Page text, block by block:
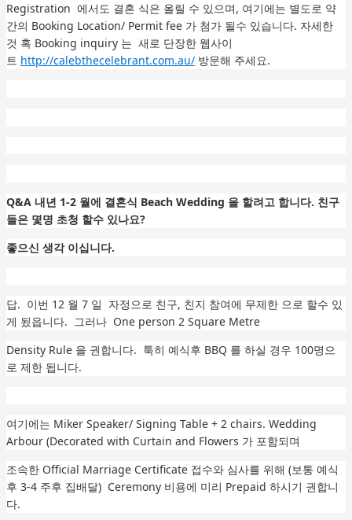
Registration 에서도 결혼 식은 올릴 수 있으며, 여기에는 별도로 약
간의 Booking Location/ Permit fee 가 첨가 될수 있습니다. 자세한
것 혹 Booking inquiry 는 새로 단장한 웹사이
트 http://calebthecelebrant.com.au/ 방문해 주세요.
Q&A 내년 1-2 월에 결혼식 Beach Wedding 을 할려고 합니다. 친구
들은 몇명 초청 할수 있나요?
좋으신 생각 이십니다.
답. 이번 12 월 7 일 자정으로 친구, 친지 참여에 무제한 으로 할수 있
게 됬읍니다. 그러나 One person 2 Square Metre
Density Rule 을 권합니다. 툭히 예식후 BBQ 를 하실 경우 100명으
로 제한 됩니다.
여기에는 Miker Speaker/ Signing Table + 2 chairs. Wedding
Arbour (Decorated with Curtain and Flowers 가 포함되며
조속한 Official Marriage Certificate 접수와 심사를 위해 (보통 예식
후 3-4 주후 집배달) Ceremony 비용에 미리 Prepaid 하시기 권합니
다.